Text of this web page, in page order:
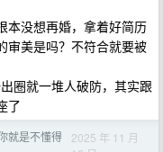
本没想再婚，拿着好简历
审美是吗？不符合就要被
圈就一堆人破防，其实跟
了
就是不懂得
2025 年 11 月